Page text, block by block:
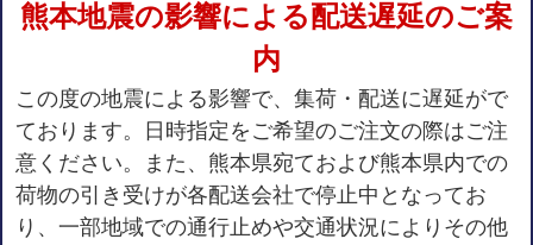
熊本地震の影響による配送遅延のご案
内
この度の地震による影響で、集荷・配送に遅延がで
ております。日時指定をご希望のご注文の際はご注
意ください。また、熊本県宛ておよび熊本県内での
荷物の引き受けが各配送会社で停止中となってお
り、一部地域での通行止めや交通状況によりその他